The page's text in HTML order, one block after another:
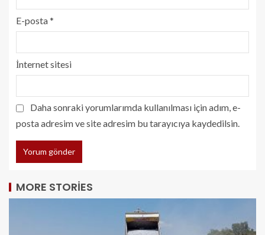
E-posta*
İnternet sitesi
Daha sonraki yorumlarımda kullanılması için adım, e-
posta adresim ve site adresim bu tarayıcıya kaydedilsin.
MORE STORIES